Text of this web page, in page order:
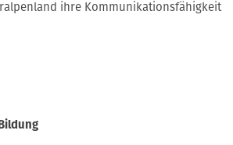
ihre Kommunikationsfähigkeit